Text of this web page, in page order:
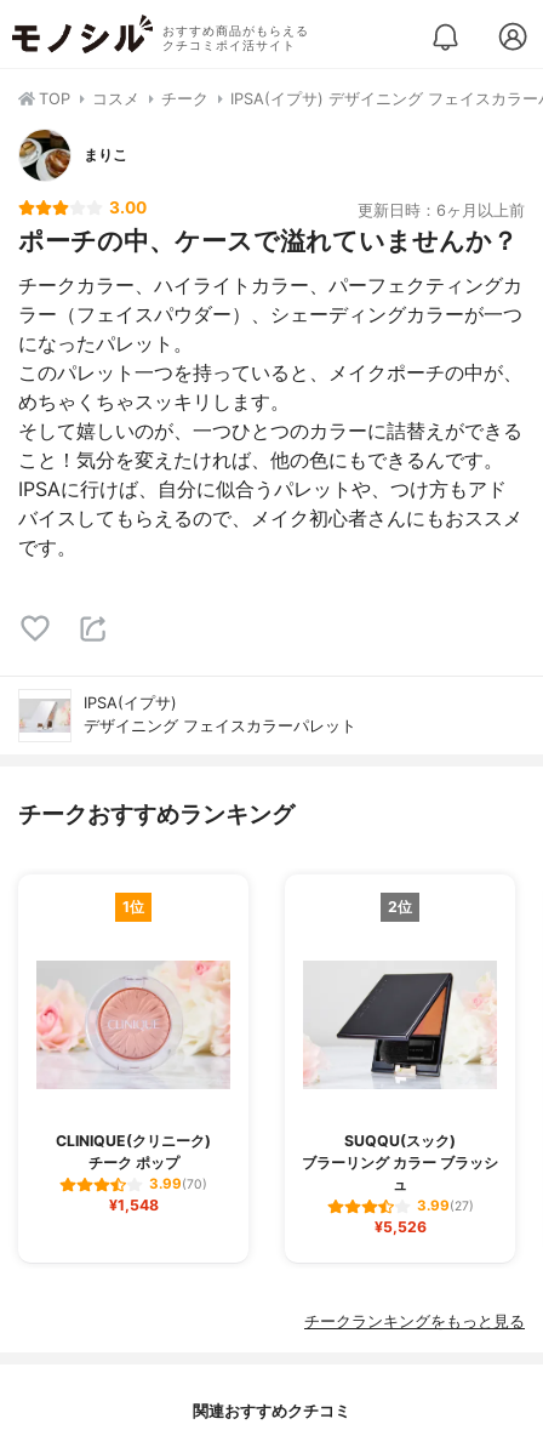
おすすめ商品がもらえる
クチコミポイ活サイト
TOP コスメ チーク IPSA(イプサ) デザイニング フェイスカラー
まりこ
3.00 更新日時：6ヶ月以上前
ポーチの中、ケースで溢れていませんか？
チークカラー、ハイライトカラー、パーフェクティングカ
ラー（フェイスパウダー）、シェーディングカラーが一つ
になったパレット。
このパレット一つを持っていると、メイクポーチの中が、
めちゃくちゃスッキリします。
そして嬉しいのが、一つひとつのカラーに詰替えができる
こと！気分を変えたければ、他の色にもできるんです。
IPSAに行けば、自分に似合うパレットや、つけ方もアド
バイスしてもらえるので、メイク初心者さんにもおススメ
です。
IPSA(イプサ)
デザイニング フェイスカラーパレット
チークおすすめランキング
1位
CLINIQUE(クリニーク)
チーク ポップ
3.99(70)
¥1,548
2位
SUQQU(スック)
ブラーリング カラー ブラッシ
ュ
3.99(27)
¥5,526
チークランキングをもっと見る
関連おすすめクチコミ